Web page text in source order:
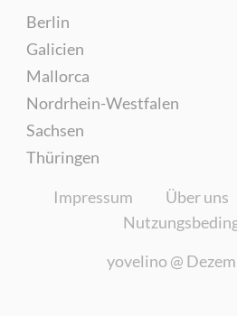
Berlin
Galicien
Mallorca
Nordrhein-Westfalen
Sachsen
Thüringen
Impressum Über uns
yovelino @